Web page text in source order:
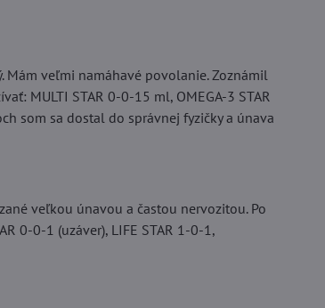
Mám veľmi namáhavé povolanie. Zoznámil
MULTI STAR 0-0-15 ml, OMEGA-3 STAR
som sa dostal do správnej fyzičky a únava
veľkou únavou a častou nervozitou. Po
0-0-1 (uzáver), LIFE STAR 1-0-1,